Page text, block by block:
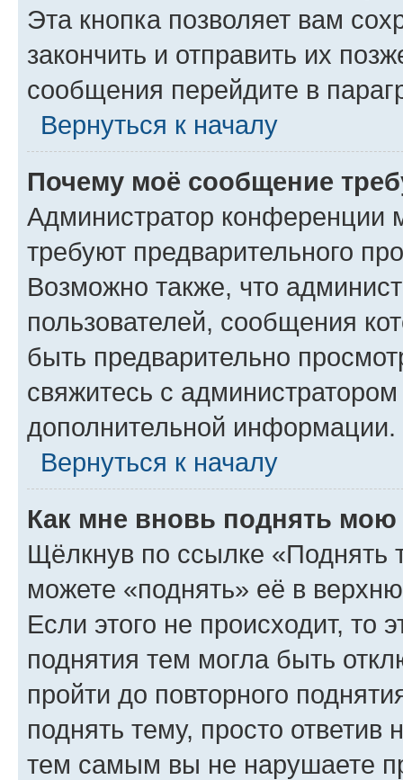
Эта кнопка позволяет вам
закончить и отправить их
сообщения перейдите в
Вернуться к началу
Почему моё сообщение
Администратор конференции
требуют предварительного
Возможно также, что
пользователей, сообщения
быть предварительно
свяжитесь с
дополнительной информации.
Вернуться к началу
Как мне вновь поднять мою
Щёлкнув по ссылке «Поднять
можете «поднять» её в
Если этого не происходит, то
поднятия тем могла быть
пройти до повторного
поднять тему, просто ответив
тем самым вы не нарушаете